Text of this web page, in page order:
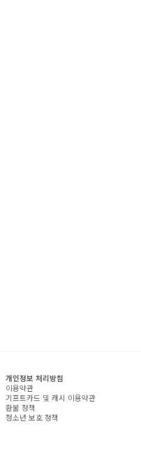
개인정보 처리방침
이용약관
기프트카드 및 캐시 이용약관
환불 정책
청소년 보호 정책